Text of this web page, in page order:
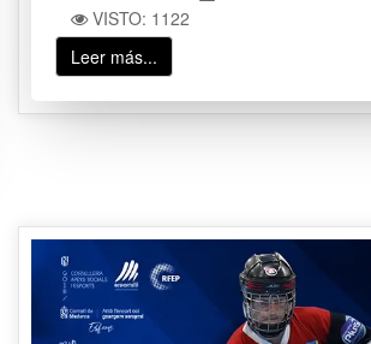
VISTO: 1122
Leer más...